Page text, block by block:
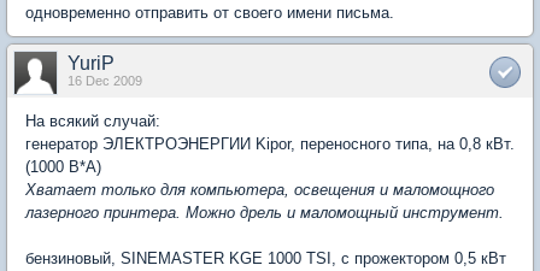
одновременно отправить от своего имени письма.
YuriP
16 Dec 2009
На всякий случай:
генератор ЭЛЕКТРОЭНЕРГИИ Kipor, переносного типа, на 0,8 кВт.
(1000 В*А)
Хватает только для компьютера, освещения и маломощного
лазерного принтера. Можно дрель и маломощный инструмент.
бензиновый, SINEMASTER KGE 1000 TSI, с прожектором 0,5 кВт